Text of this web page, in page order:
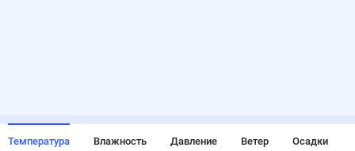
Температура Влажность Давление Ветер Осадки